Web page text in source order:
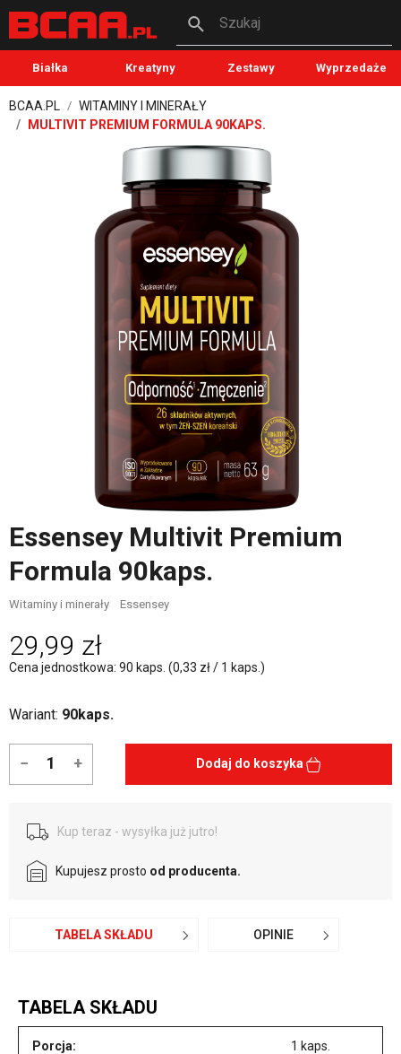
Szukaj
Białka Kreatyny Zestawy Wyprzedaże
BCAA.PL
WITAMINY I MINERAŁY
MULTIVIT PREMIUM FORMULA 90KAPS.
Essensey Multivit Premium
Formula 90kaps.
Witaminy i minerały Essensey
29,99 zł
Cena jednostkowa: 90 kaps. (0,33 zł / 1 kaps.)
Wariant: 90kaps.
− + Dodaj do koszyka
Kup teraz - wysyłka już jutro!
Kupujesz prosto od producenta.
TABELA SKŁADU OPINIE
TABELA SKŁADU
Porcja: 1 kaps.